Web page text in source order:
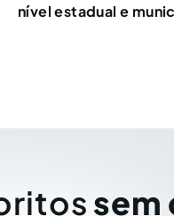
nível estadual e
sem